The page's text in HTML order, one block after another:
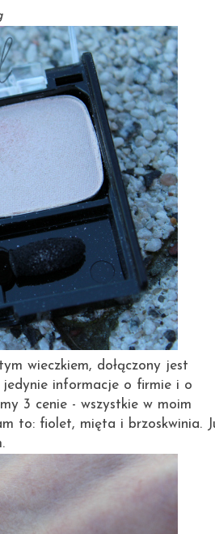
wieczkiem, dołączony jest
informacje o firmie i o
3 cenie - wszystkie w moim
to: fiolet, mięta i brzoskwinia.